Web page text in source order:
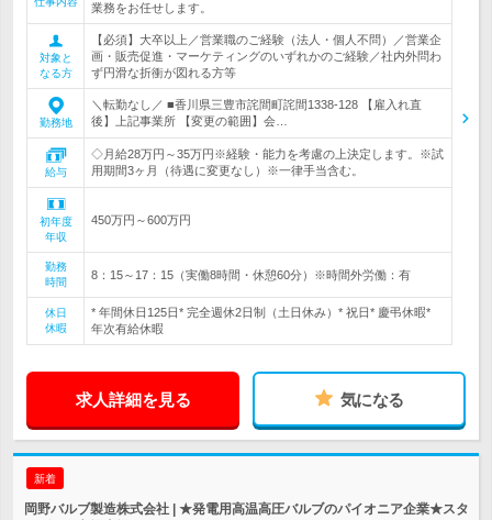
業務をお任せします。
対象と
なる方
【必須】大卒以上／営業職のご経験（法人・個人不問）／営業企
画・販売促進・マーケティングのいずれかのご経験／社内外問わ
ず円滑な折衝が図れる方等
勤務地
＼転勤なし／ ■香川県三豊市詫間町詫間1338-128 【雇入れ直
後】上記事業所 【変更の範囲】会…
給与
◇月給28万円～35万円※経験・能力を考慮の上決定します。※試
用期間3ヶ月（待遇に変更なし）※一律手当含む。
初年度
年収
450万円～600万円
勤務
時間
8：15～17：15（実働8時間・休憩60分）※時間外労働：有
休日
休暇
* 年間休日125日* 完全週休2日制（土日休み）* 祝日* 慶弔休暇*
年次有給休暇
求人詳細を見る 気になる
新着
岡野バルブ製造株式会社 | ★発電用高温高圧バルブのパイオニア企業★スタ